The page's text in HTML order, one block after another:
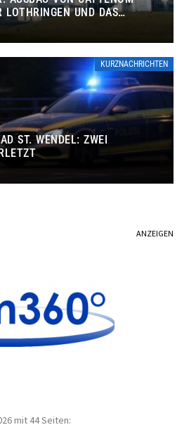
LOTHRINGEN UND DAS
KURZNACHRICHTEN
ST. WENDEL: ZWEI
ANZEIGEN
mit 44 Seiten: